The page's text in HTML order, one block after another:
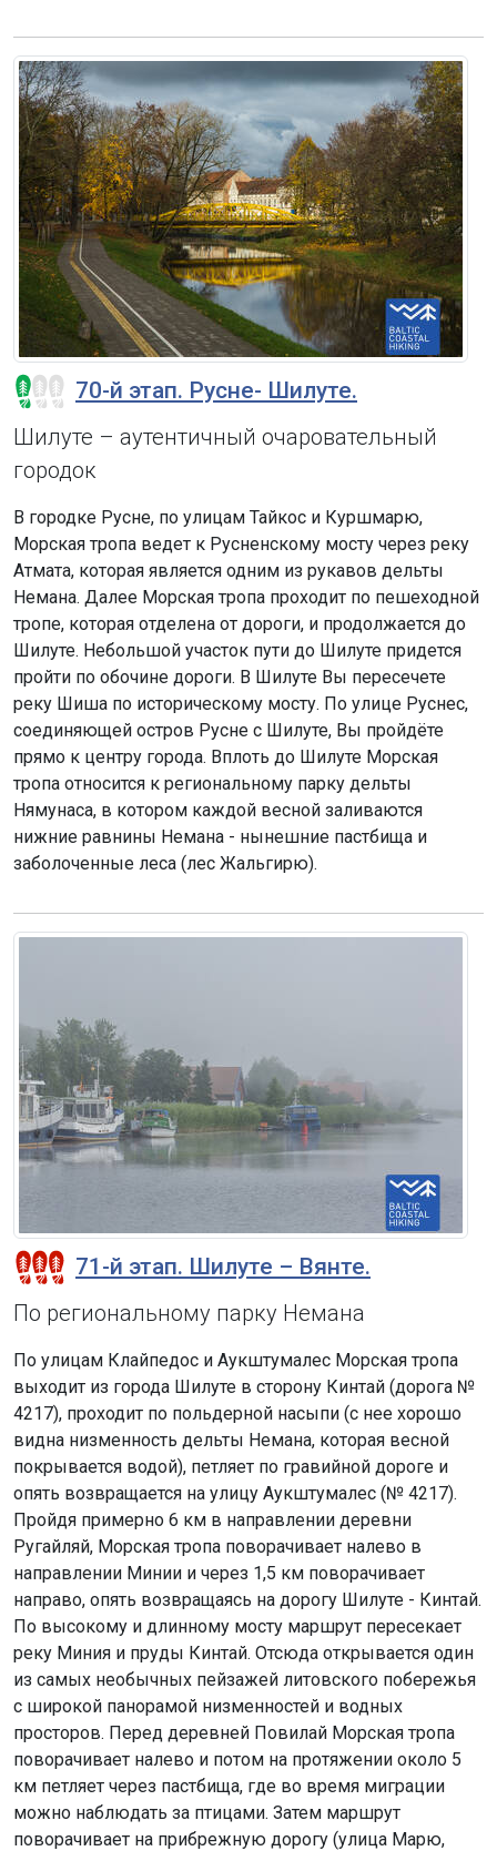
70-й этап. Русне- Шилуте.
Шилуте – аутентичный очаровательный
городок
В городке Русне, по улицам Тайкос и Куршмарю,
Морская тропа ведет к Русненскому мосту через реку
Атмата, которая является одним из рукавов дельты
Немана. Далее Морская тропа проходит по пешеходной
тропе, которая отделена от дороги, и продолжается до
Шилуте. Небольшой участок пути до Шилуте придется
пройти по обочине дороги. В Шилуте Вы пересечете
реку Шиша по историческому мосту. По улице Руснес,
соединяющей остров Русне с Шилуте, Вы пройдёте
прямо к центру города. Вплоть до Шилуте Морская
тропа относится к региональному парку дельты
Нямунаса, в котором каждой весной заливаются
нижние равнины Немана - нынешние пастбища и
заболоченные леса (лес Жальгирю).
71-й этап. Шилуте – Вянте.
По региональному парку Немана
По улицам Клайпедос и Аукштумалес Морская тропа
выходит из города Шилуте в сторону Кинтай (дорога №
4217), проходит по польдерной насыпи (с нее хорошо
видна низменность дельты Немана, которая весной
покрывается водой), петляет по гравийной дороге и
опять возвращается на улицу Аукштумалес (№ 4217).
Пройдя примерно 6 км в направлении деревни
Ругайляй, Морская тропа поворачивает налево в
направлении Минии и через 1,5 км поворачивает
направо, опять возвращаясь на дорогу Шилуте - Кинтай.
По высокому и длинному мосту маршрут пересекает
реку Миния и пруды Кинтай. Отсюда открывается один
из самых необычных пейзажей литовского побережья
с широкой панорамой низменностей и водных
просторов. Перед деревней Повилай Морская тропа
поворачивает налево и потом на протяжении около 5
км петляет через пастбища, где во время миграции
можно наблюдать за птицами. Затем маршрут
поворачивает на прибрежную дорогу (улица Марю,